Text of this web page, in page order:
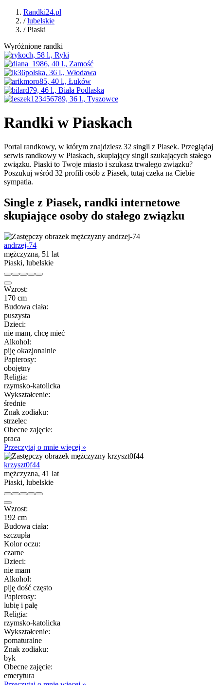
Randki24.pl
/lubelskie
/Piaski
Wyróżnione randki
Randki w Piaskach
Portal randkowy, w którym znajdziesz 32 singli z Piasek. Przeglądaj
serwis randkowy w Piaskach, skupiający singli szukających stałego
związku. Piaski to Twoje miasto i szukasz trwałego związku?
Poszukuj wśród 32 profili osób z Piasek, tutaj czeka na Ciebie
sympatia.
Single z Piasek, randki internetowe
skupiające osoby do stałego związku
andrzej-74
mężczyzna, 51 lat
Piaski, lubelskie
Wzrost:
170 cm
Budowa ciała:
puszysta
Dzieci:
nie mam, chcę mieć
Alkohol:
piję okazjonalnie
Papierosy:
obojętny
Religia:
rzymsko-katolicka
Wykształcenie:
średnie
Znak zodiaku:
strzelec
Obecne zajęcie:
praca
Przeczytaj o mnie więcej »
krzyszt0f44
mężczyzna, 41 lat
Piaski, lubelskie
Wzrost:
192 cm
Budowa ciała:
szczupła
Kolor oczu:
czarne
Dzieci:
nie mam
Alkohol:
piję dość często
Papierosy:
lubię i palę
Religia:
rzymsko-katolicka
Wykształcenie:
pomaturalne
Znak zodiaku:
byk
Obecne zajęcie:
emerytura